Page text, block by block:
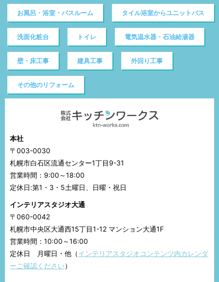
お風呂・浴室・バスルーム タイル浴室からユニットバス
洗面化粧台 トイレ 電気温水器・石油給湯器
壁・床工事 建具工事 外回り工事
その他のリフォーム
本社
〒003-0030
札幌市白石区流通センター1丁目9-31
営業時間：9:00～18:00
定休日:第1・3・5土曜日、日曜・祝日
インテリアスタジオ大通
〒060-0042
札幌市中央区大通西15丁目1-12 マンション大通1F
営業時間：10:00～16:00
定休日 月曜日・他（インテリアスタジオコンテンツ内カレンダ
ーご確認ください）